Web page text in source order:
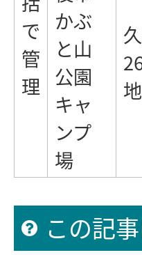
で
管
理
かぶ
と山
公園
キャ
ンプ
場
地
この記